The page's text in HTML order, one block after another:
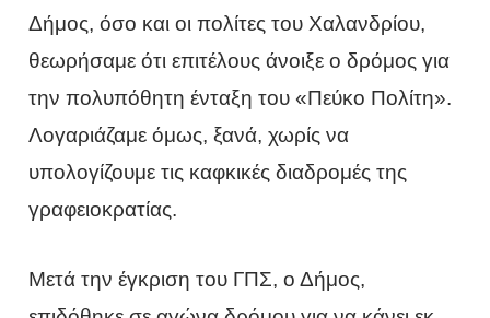
Δήμος, όσο και οι πολίτες του Χαλανδρίου,
θεωρήσαμε ότι επιτέλους άνοιξε ο δρόμος για
την πολυπόθητη ένταξη του «Πεύκο Πολίτη».
Λογαριάζαμε όμως, ξανά, χωρίς να
υπολογίζουμε τις καφκικές διαδρομές της
γραφειοκρατίας.
Μετά την έγκριση του ΓΠΣ, ο Δήμος,